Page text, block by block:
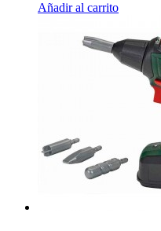
Añadir al carrito